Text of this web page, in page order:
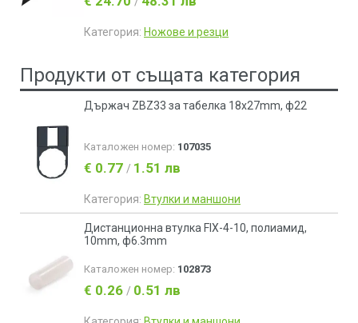
Категория: Ножове и резци
Продукти от същата категория
Държач ZBZ33 за табелка 18x27mm, ф22
Каталожен номер: 107035
€ 0.77 / 1.51 лв
Категория: Втулки и маншони
Дистанционна втулка FIX-4-10, полиамид,
10mm, ф6.3mm
Каталожен номер: 102873
€ 0.26 / 0.51 лв